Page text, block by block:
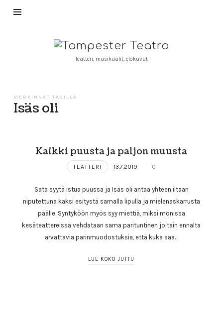
Tampester
TeatroTeatteri, musikaalit, elokuvat
MERKINNÄT TÄGILLÄ
Isäs oli
Kaikki puusta ja paljon muusta
TEATTERI 13.7.2019 0
Sata syytä istua puussa ja Isäs oli antaa yhteen iltaan
niputettuna kaksi esitystä samalla lipulla ja mielenaskarrusta
päälle. Syntyköön myös syy miettiä, miksi monissa
kesäteattereissä vehdataan sama parituntinen joitain ennalta
arvattavia parinmuodostuksia, että kuka saa…
LUE KOKO JUTTU